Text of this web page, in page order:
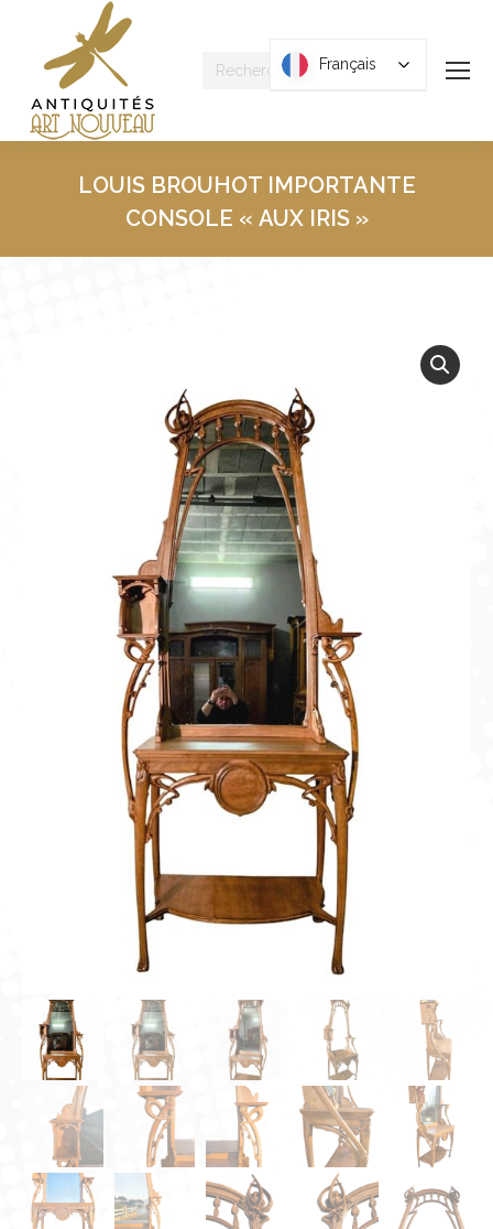
Recherche
LOUIS BROUHOT IMPORTANTE
CONSOLE « AUX IRIS »
Français
Français